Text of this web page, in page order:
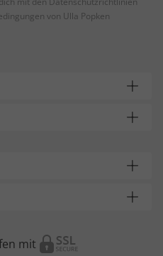
von Ulla Popken
mit